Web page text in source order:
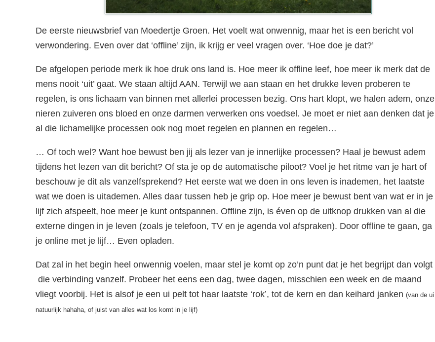
De eerste nieuwsbrief van Moedertje Groen. Het voelt wat onwennig, maar het is een bericht vol
verwondering. Even over dat ‘offline’ zijn, ik krijg er veel vragen over. ‘Hoe doe je dat?’
De afgelopen periode merk ik hoe druk ons land is. Hoe meer ik offline leef, hoe meer ik merk dat de
mens nooit ‘uit’ gaat. We staan altijd AAN. Terwijl we aan staan en het drukke leven proberen te
regelen, is ons lichaam van binnen met allerlei processen bezig. Ons hart klopt, we halen adem, onze
nieren zuiveren ons bloed en onze darmen verwerken ons voedsel. Je moet er niet aan denken dat je
al die lichamelijke processen ook nog moet regelen en plannen en regelen…
… Of toch wel? Want hoe bewust ben jij als lezer van je innerlijke processen? Haal je bewust adem
tijdens het lezen van dit bericht? Of sta je op de automatische piloot? Voel je het ritme van je hart of
beschouw je dit als vanzelfsprekend? Het eerste wat we doen in ons leven is inademen, het laatste
wat we doen is uitademen. Alles daar tussen heb je grip op. Hoe meer je bewust bent van wat er in je
lijf zich afspeelt, hoe meer je kunt ontspannen. Offline zijn, is éven op de uitknop drukken van al die
externe dingen in je leven (zoals je telefoon, TV en je agenda vol afspraken). Door offline te gaan, ga
je online met je lijf… Even opladen.
Dat zal in het begin heel onwennig voelen, maar stel je komt op zo’n punt dat je het begrijpt dan volgt
die verbinding vanzelf. Probeer het eens een dag, twee dagen, misschien een week en de maand
vliegt voorbij. Het is alsof je een ui pelt tot haar laatste ‘rok’, tot de kern en dan keihard janken (van de ui
natuurlijk hahaha, of juist van alles wat los komt in je lijf)